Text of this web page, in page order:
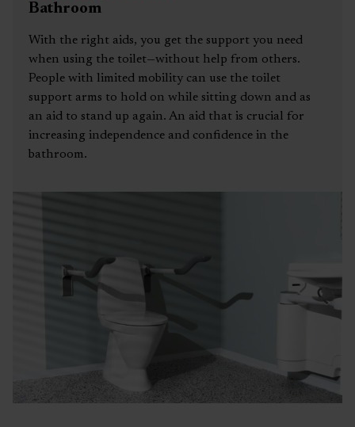
Bathroom
With the right aids, you get the support you need
when using the toilet—without help from others.
People with limited mobility can use the toilet
support arms to hold on while sitting down and as
an aid to stand up again. An aid that is crucial for
increasing independence and confidence in the
bathroom.